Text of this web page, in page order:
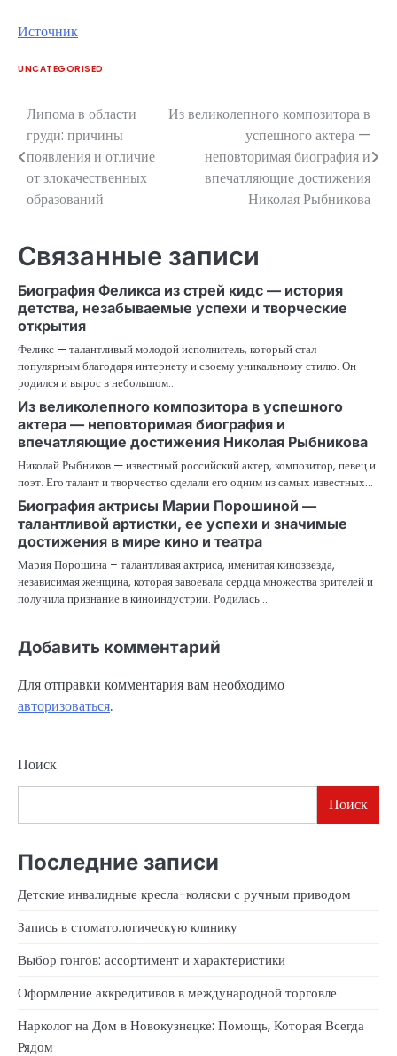
Источник
UNCATEGORISED
Навигация
по
записям
Липома в области
груди: причины
появления и отличие
от злокачественных
образований
Из великолепного композитора в
успешного актера —
неповторимая биография и
впечатляющие достижения
Николая Рыбникова
Связанные записи
Биография Феликса из стрей кидс — история
детства, незабываемые успехи и творческие
открытия
Феликс — талантливый молодой исполнитель, который стал
популярным благодаря интернету и своему уникальному стилю. Он
родился и вырос в небольшом…
Из великолепного композитора в успешного
актера — неповторимая биография и
впечатляющие достижения Николая Рыбникова
Николай Рыбников — известный российский актер, композитор, певец и
поэт. Его талант и творчество сделали его одним из самых известных…
Биография актрисы Марии Порошиной —
талантливой артистки, ее успехи и значимые
достижения в мире кино и театра
Мария Порошина – талантливая актриса, именитая кинозвезда,
независимая женщина, которая завоевала сердца множества зрителей и
получила признание в киноиндустрии. Родилась…
Добавить комментарий
Для отправки комментария вам необходимо
авторизоваться.
Поиск
Поиск
Последние записи
Детские инвалидные кресла-коляски с ручным приводом
Запись в стоматологическую клинику
Выбор гонгов: ассортимент и характеристики
Оформление аккредитивов в международной торговле
Нарколог на Дом в Новокузнецке: Помощь, Которая Всегда
Рядом